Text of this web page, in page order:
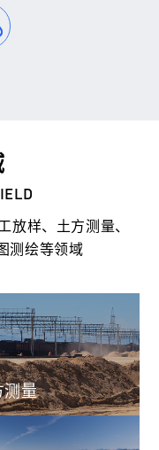
放样、土方测量、
测绘等领域
测量